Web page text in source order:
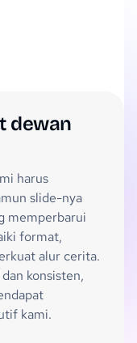
dewan
harus
slide-nya
memperbarui
format,
alur cerita.
konsisten,
kami.